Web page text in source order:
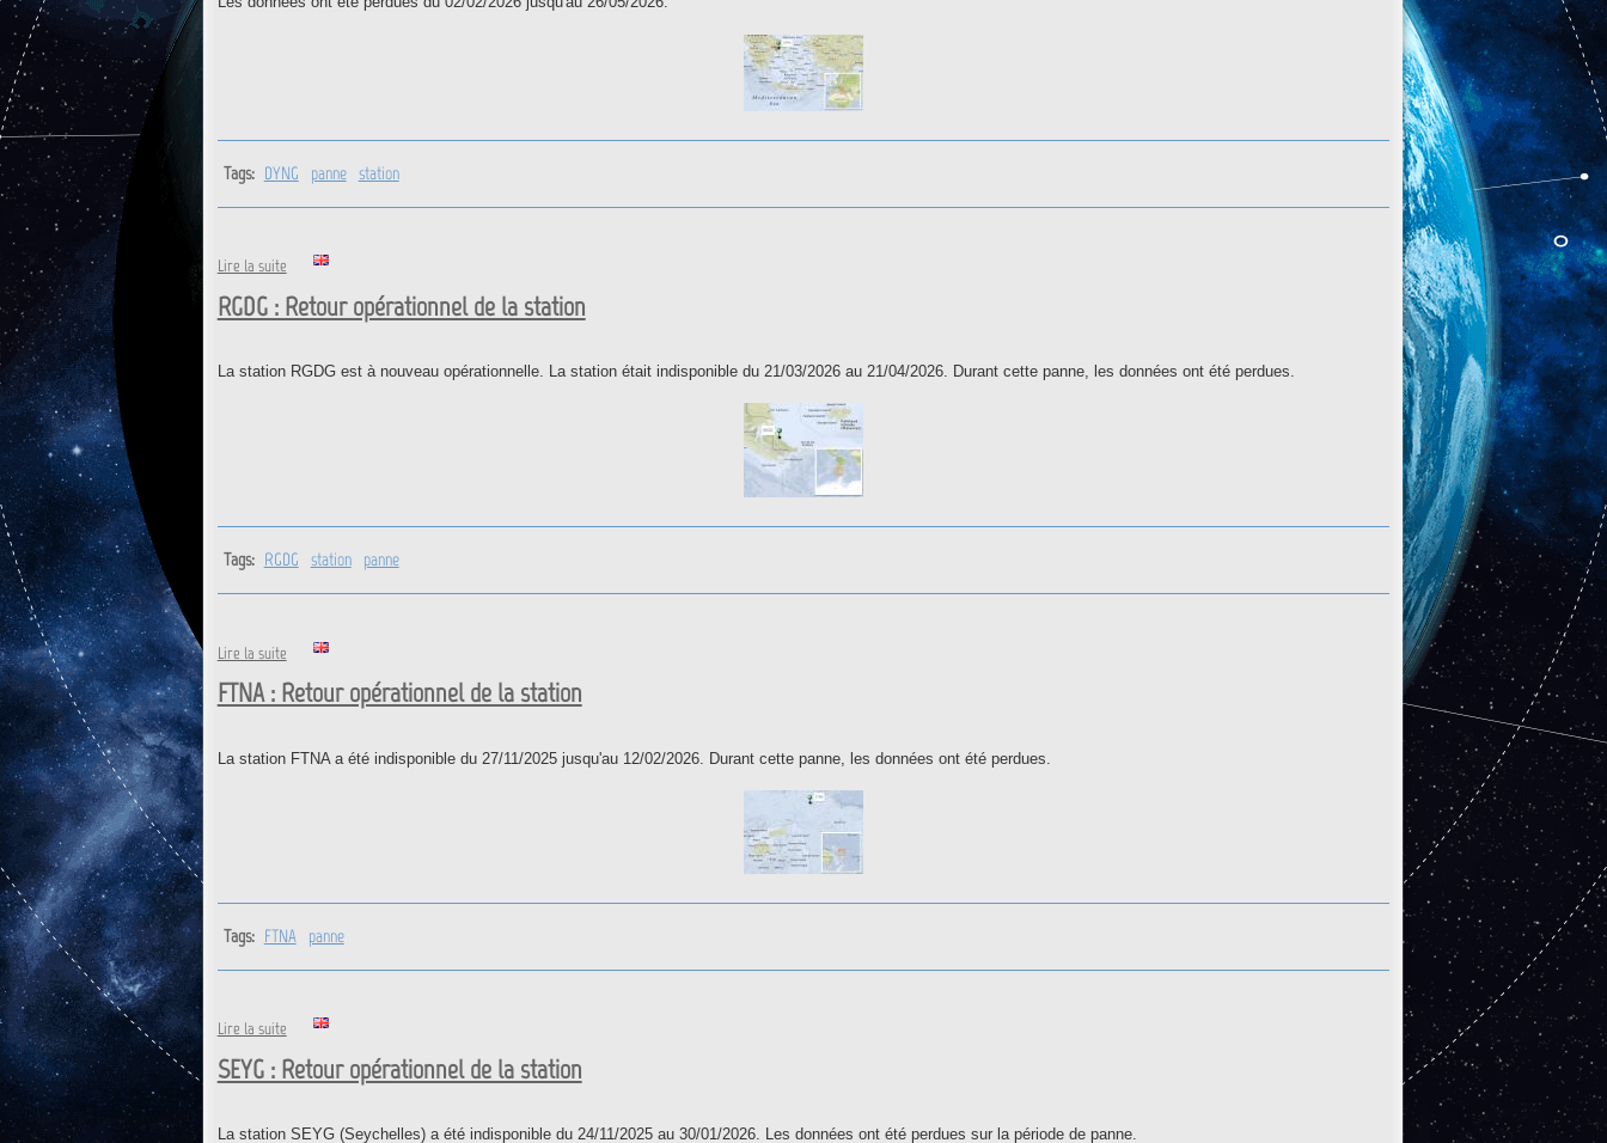
Tags: DYNG panne station
Lire la suite de DYNG : Retour opérationnel de la station
RGDG : Retour opérationnel de la station
La station RGDG est à nouveau opérationnelle. La station était indisponible du 21/03/2026 au 21/04/2026. Durant cette panne, les données ont été perdues.
Tags: RGDG station panne
Lire la suite de RGDG : Retour opérationnel de la station
FTNA : Retour opérationnel de la station
La station FTNA a été indisponible du 27/11/2025 jusqu'au 12/02/2026. Durant cette panne, les données ont été perdues.
Tags: FTNA panne
Lire la suite de FTNA : Retour opérationnel de la station
SEYG : Retour opérationnel de la station
La station SEYG (Seychelles) a été indisponible du 24/11/2025 au 30/01/2026. Les données ont été perdues sur la période de panne.